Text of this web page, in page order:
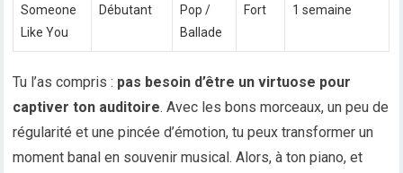
Someone
Like You
Débutant
Pop /
Ballade
Fort 1 semaine
Tu l’as compris : pas besoin d’être un virtuose pour
captiver ton auditoire. Avec les bons morceaux, un peu de
régularité et une pincée d’émotion, tu peux transformer un
moment banal en souvenir musical. Alors, à ton piano, et